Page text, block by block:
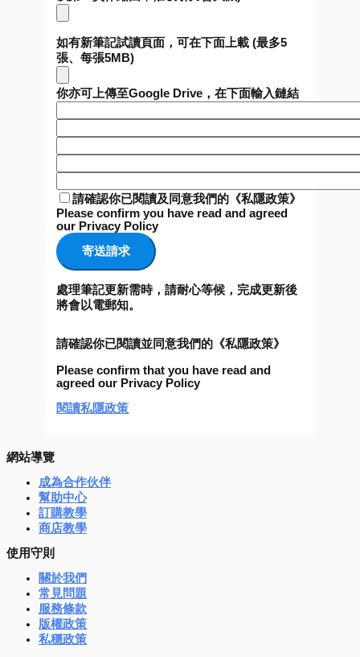
如有新筆記試讀頁面，可在下面上載 (最多5
張、每張5MB)
你亦可上傳至Google Drive，在下面輸入鏈結
請確認你已閱讀及同意我們的《私隱政策》
Please confirm you have read and agreed
our Privacy Policy
處理筆記更新需時，請耐心等候，完成更新後
將會以電郵知。
請確認你已閱讀並同意我們的《私隱政策》
Please confirm that you have read and
agreed our Privacy Policy
閱讀私隱政策
網站導覽
成為合作伙伴
幫助中心
訂購教學
商店教學
使用守則
關於我們
常見問題
服務條款
版權政策
私穩政策